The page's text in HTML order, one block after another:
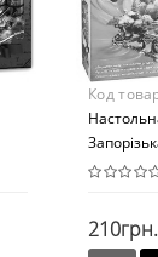
Код
210грн.